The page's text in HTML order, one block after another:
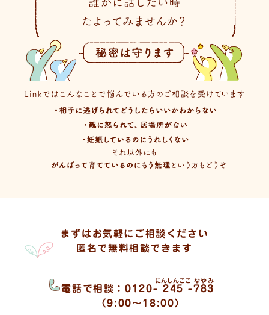
まずはお気軽にご相談ください
匿名で無料相談できます
電話で相談： 0120- 245
にんしんここ
-783
なやみ
（9:00〜18:00）